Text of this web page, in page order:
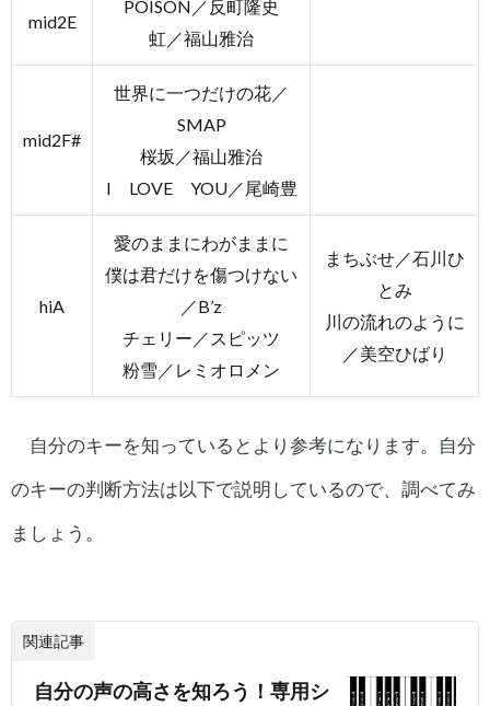
mid2E
POISON／反町隆史
虹／福山雅治
mid2F#
世界に一つだけの花／
SMAP
桜坂／福山雅治
I LOVE YOU／尾崎豊
hiA
愛のままにわがままに
僕は君だけを傷つけない
／B’z
チェリー／スピッツ
粉雪／レミオロメン
まちぶせ／石川ひ
とみ
川の流れのように
／美空ひばり
自分のキーを知っているとより参考になります。自分
のキーの判断方法は以下で説明しているので、調べてみ
ましょう。
関連記事
自分の声の高さを知ろう！専用シ